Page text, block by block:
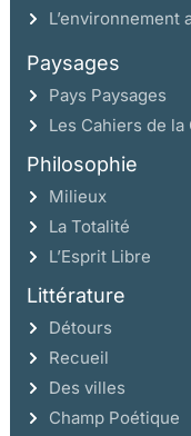
L’environnement
Paysages
Pays Paysages
Les Cahiers de la
Philosophie
Milieux
La Totalité
L’Esprit Libre
Littérature
Détours
Recueil
Des villes
Champ Poétique